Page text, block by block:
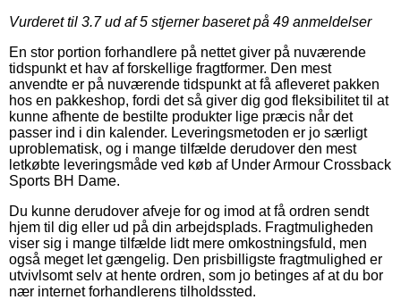
Vurderet til 3.7ud af 5 stjerner baseret på 49 anmeldelser
En stor portion forhandlere på nettet giver på nuværende
tidspunkt et hav af forskellige fragtformer. Den mest
anvendte er på nuværende tidspunkt at få afleveret pakken
hos en pakkeshop, fordi det så giver dig god fleksibilitet til at
kunne afhente de bestilte produkter lige præcis når det
passer ind i din kalender. Leveringsmetoden er jo særligt
uproblematisk, og i mange tilfælde derudover den mest
letkøbte leveringsmåde ved køb af Under Armour Crossback
Sports BH Dame.
Du kunne derudover afveje for og imod at få ordren sendt
hjem til dig eller ud på din arbejdsplads. Fragtmuligheden
viser sig i mange tilfælde lidt mere omkostningsfuld, men
også meget let gængelig. Den prisbilligste fragtmulighed er
utvivlsomt selv at hente ordren, som jo betinges af at du bor
nær internet forhandlerens tilholdssted.